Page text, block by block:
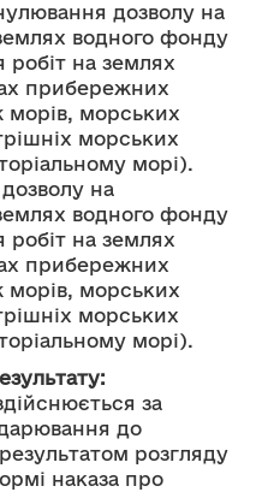
дозволу на
водного фонду
робіт на землях
прибережних
морів, морських
морських
морі).
на
водного фонду
робіт на землях
прибережних
морів, морських
морських
морі).
за
до
розгляду
наказа про